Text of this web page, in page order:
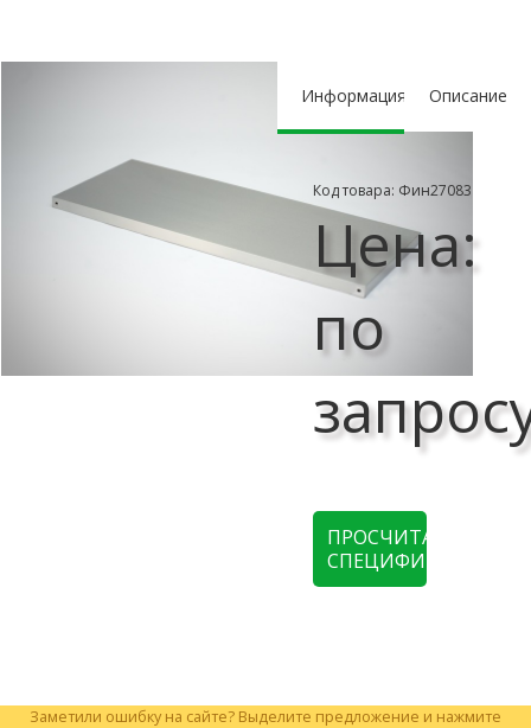
Информация Описание
Код товара: Фин27083
Цена:
по
ПРОСЧИТАТЬ
СПЕЦИФИКАЦИЮ
Заметили ошибку на сайте? Выделите предложение и нажмите